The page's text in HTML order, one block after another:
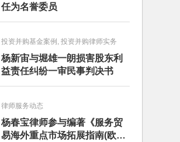
任为名誉委员
投资并购基金案例, 投资并购律师实务
杨新宙与堀雄一朗损害股东利
益责任纠纷一审民事判决书
律师服务动态
杨春宝律师参与编著《服务贸
易海外重点市场拓展指南(欧洲